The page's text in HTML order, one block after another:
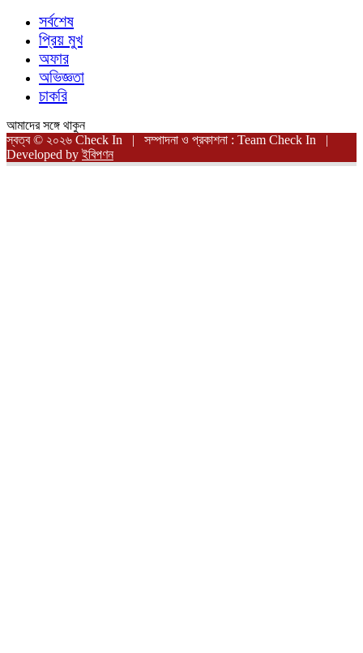
সর্বশেষ
প্রিয় মুখ
অফার
অভিজ্ঞতা
চাকরি
আমাদের সঙ্গে থাকুন
স্বত্ব © ২০২৬ Check In | সম্পাদনা ও প্রকাশনা : Team Check In |
Developed byইবিপণন